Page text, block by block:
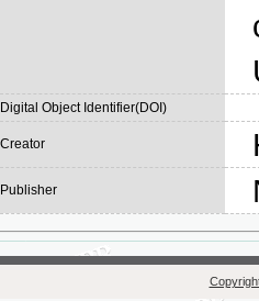
Digital Object Identifier(DOI)
Creator
Publisher